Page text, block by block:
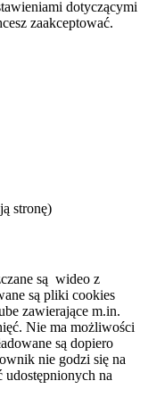
dotyczącymi
zaakceptować.
stronę)
są wideo z
są pliki cookies
zawierające m.in.
Nie ma możliwości
są dopiero
nie godzi się na
udostępnionych na